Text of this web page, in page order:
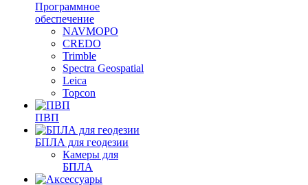
Программное
обеспечение
NAVMOPO
CREDO
Trimble
Spectra Geospatial
Leica
Topcon
ПВП
БПЛА для геодезии
Камеры для
БПЛА